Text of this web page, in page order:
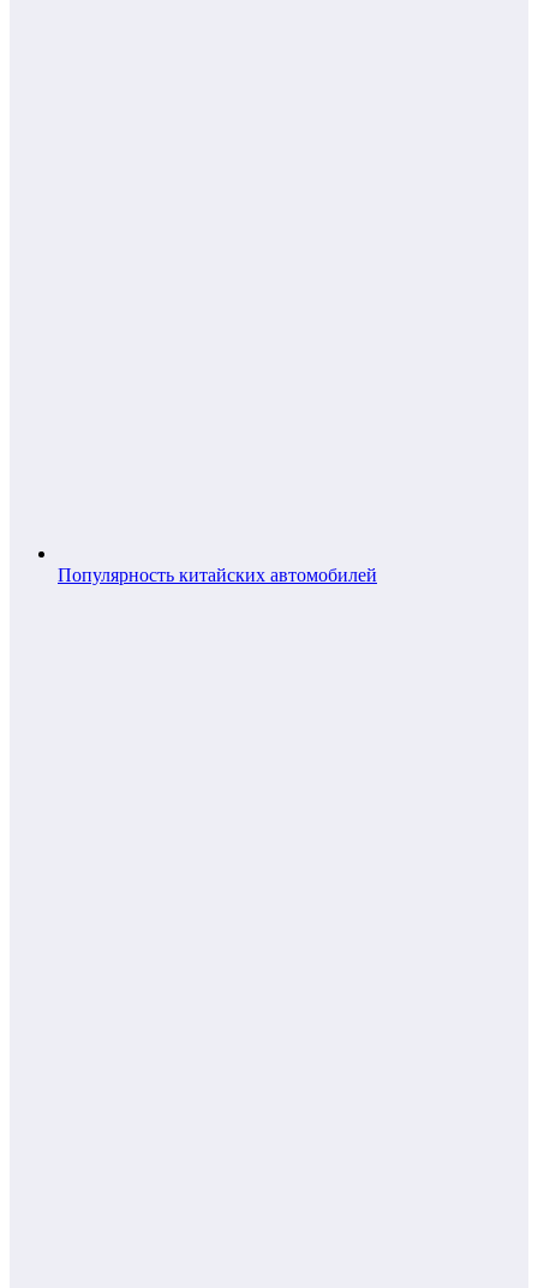
Популярность китайских автомобилей